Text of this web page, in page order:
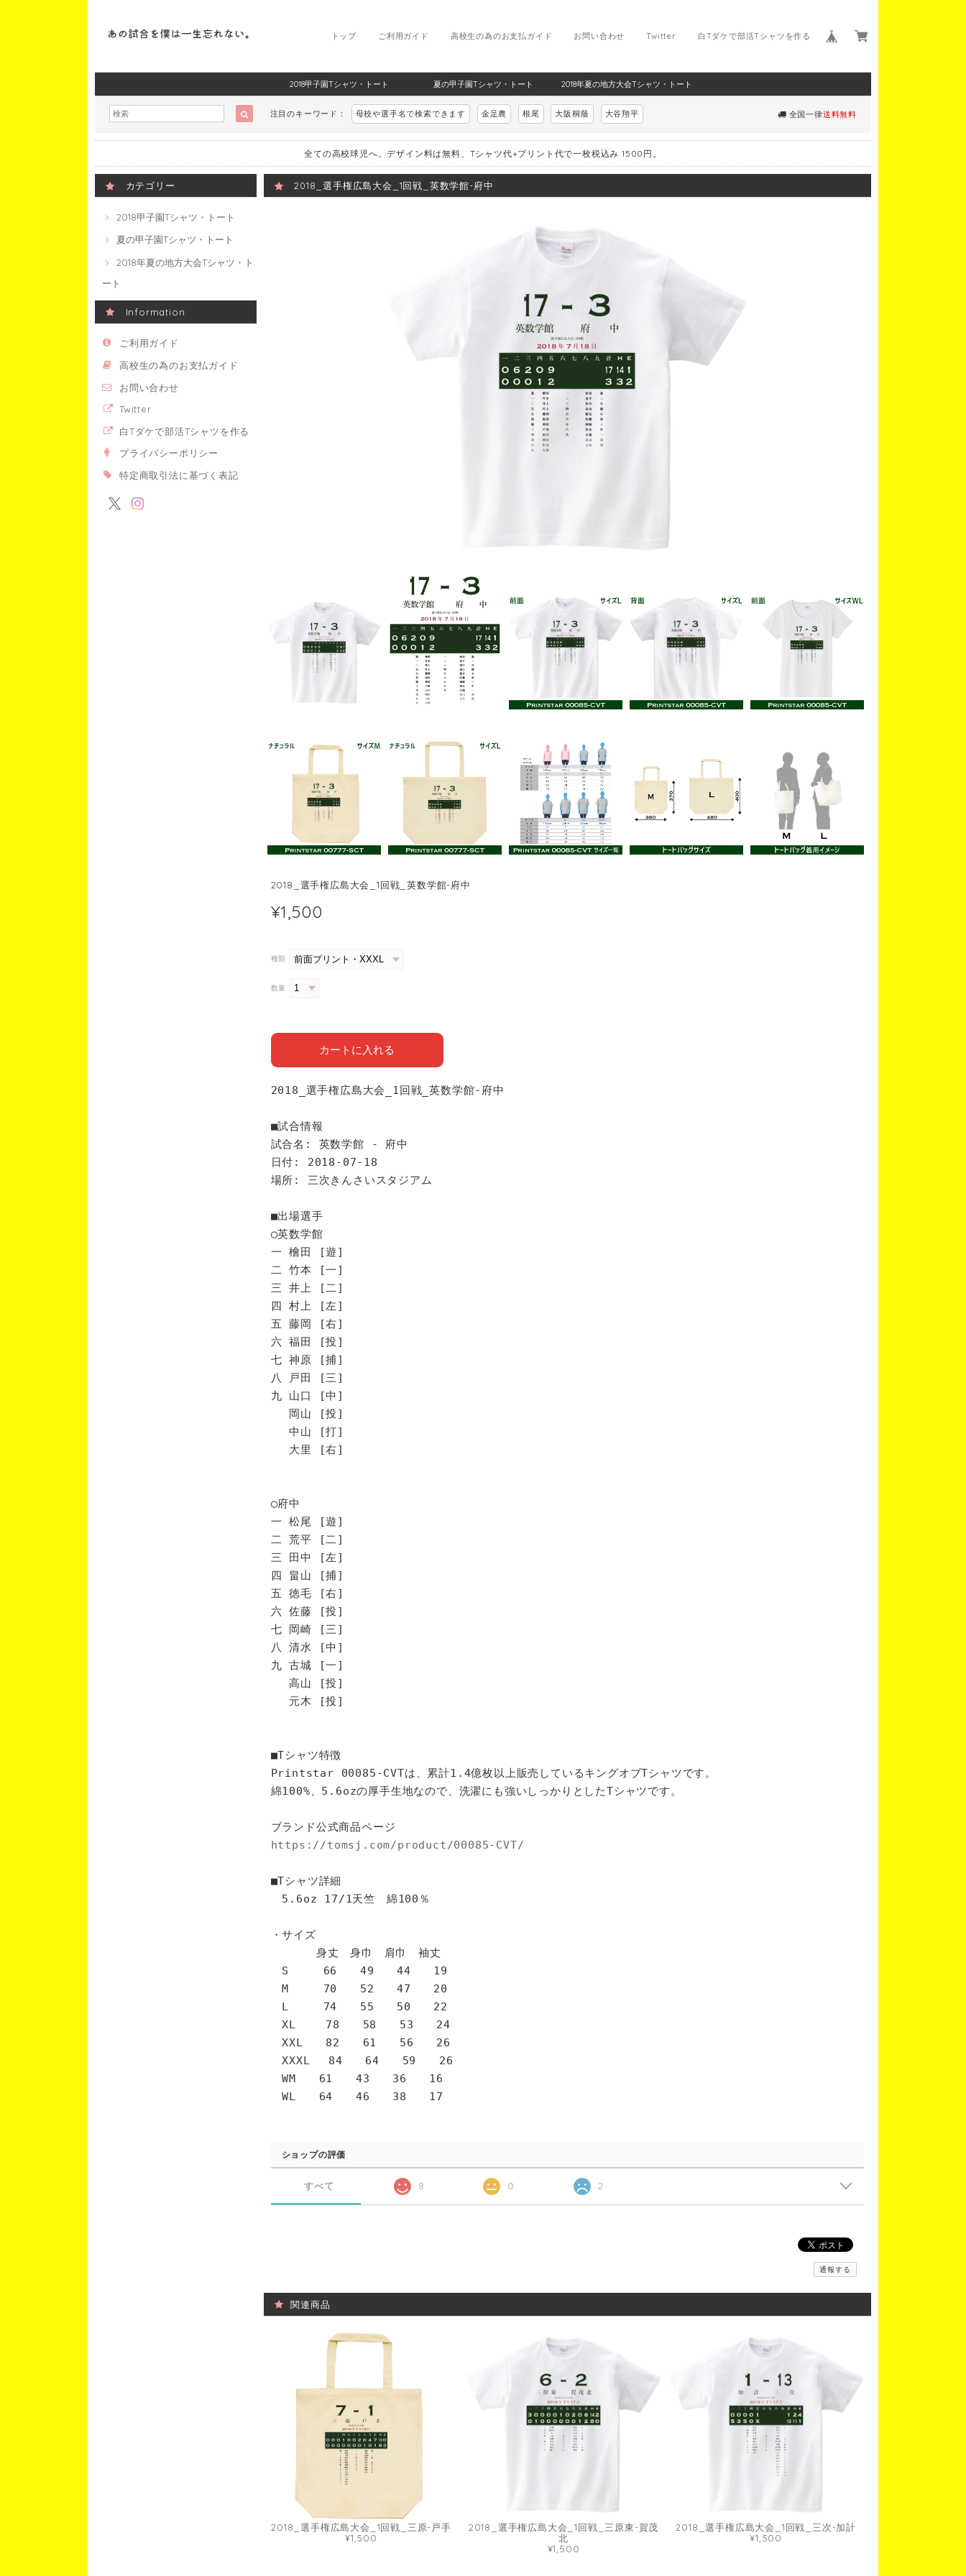
白Tダケで部活Tシャツを作る
Twitter
お問い合わせ
高校生の為のお支払ガイド
ご利用ガイド
トップ
2018甲子園Tシャツ・トート 夏の甲子園Tシャツ・トート 2018年夏の地方大会Tシャツ・トート
注目のキーワード： 母校や選手名で検索できます 金足農 根尾 大阪桐蔭 大谷翔平 全国一律送料無料
全ての高校球児へ。デザイン料は無料、Tシャツ代+プリント代で一枚税込み 1500円。
カテゴリー
2018甲子園Tシャツ・トート
夏の甲子園Tシャツ・トート
2018年夏の地方大会Tシャツ・ト
ート
Information
ご利用ガイド
高校生の為のお支払ガイド
お問い合わせ
Twitter
白Tダケで部活Tシャツを作る
プライバシーポリシー
特定商取引法に基づく表記
2018_選手権広島大会_1回戦_英数学館-府中
2018_選手権広島大会_1回戦_英数学館-府中
¥1,500
種類
数量
カートに入れる
2018_選手権広島大会_1回戦_英数学館-府中
■試合情報
試合名: 英数学館 - 府中
日付: 2018-07-18
場所: 三次きんさいスタジアム
■出場選手
◯英数学館
一 檜田 [遊]
二 竹本 [一]
三 井上 [二]
四 村上 [左]
五 藤岡 [右]
六 福田 [投]
七 神原 [捕]
八 戸田 [三]
九 山口 [中]
岡山 [投]
中山 [打]
大里 [右]
◯府中
一 松尾 [遊]
二 荒平 [二]
三 田中 [左]
四 畠山 [捕]
五 徳毛 [右]
六 佐藤 [投]
七 岡崎 [三]
八 清水 [中]
九 古城 [一]
高山 [投]
元木 [投]
■Tシャツ特徴
Printstar 00085-CVTは、累計1.4億枚以上販売しているキングオブTシャツです。
綿100%、5.6ozの厚手生地なので、洗濯にも強いしっかりとしたTシャツです。
ブランド公式商品ページ
https://tomsj.com/product/00085-CVT/
■Tシャツ詳細
5.6oz 17/1天竺 綿100％
・サイズ
身丈 身巾 肩巾 袖丈
S 66 49 44 19
M 70 52 47 20
L 74 55 50 22
XL 78 58 53 24
XXL 82 61 56 26
XXXL 84 64 59 26
WM 61 43 36 16
WL 64 46 38 17
ショップの評価
すべて 8 0 2
通報する
関連商品
2018_選手権広島大会_1回戦_三原-戸手
¥1,500
2018_選手権広島大会_1回戦_三原東-賀茂
北
¥1,500
2018_選手権広島大会_1回戦_三次-加計
¥1,500